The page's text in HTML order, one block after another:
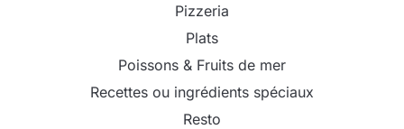
Pizzeria
Plats
Poissons & Fruits de mer
Recettes ou ingrédients spéciaux
Resto